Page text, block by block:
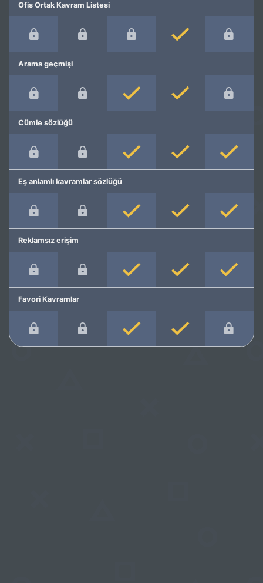
Ofis Ortak Kavram Listesi
Arama geçmişi
Cümle sözlüğü
Eş anlamlı kavramlar sözlüğü
Reklamsız erişim
Favori Kavramlar